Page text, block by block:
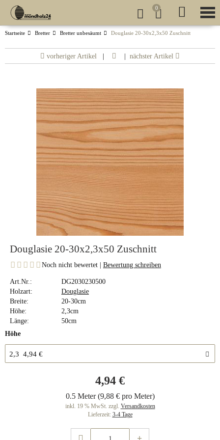
0
Startseite Bretter Bretter unbesäumt Douglasie 20-30x2,3x50 Zuschnitt
vorheriger Artikel | | nächster Artikel
Douglasie 20-30x2,3x50 Zuschnitt
Noch nicht bewertet | Bewertung schreiben
Art.Nr.:
DG2030230500
Holzart:
Douglasie
Breite:
20-30cm
Höhe:
2,3cm
Länge:
50cm
Höhe
2,3 4,94 €
4,94 €
0.5 Meter (9,88 € pro Meter)
inkl. 19 % MwSt. zzgl. Versandkosten
Lieferzeit: 3-4 Tage